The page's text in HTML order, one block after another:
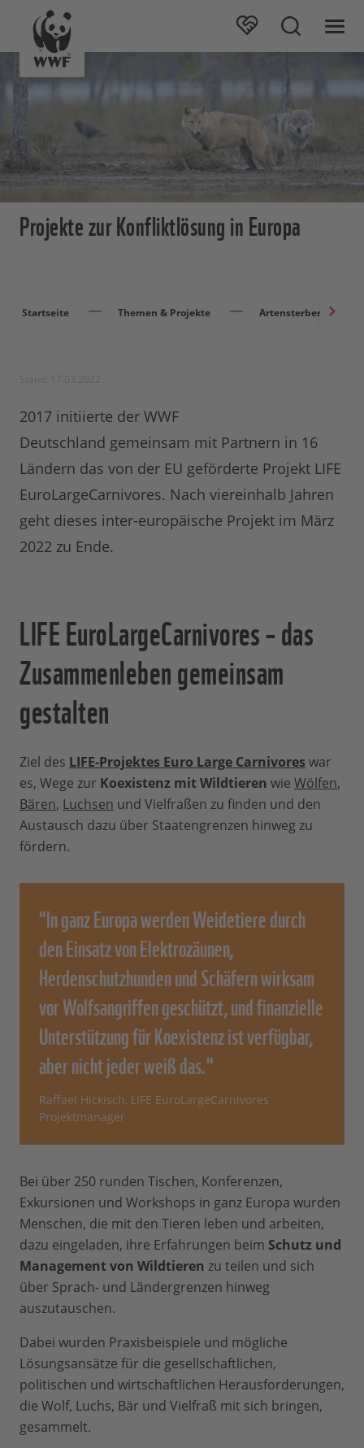
Projekte zur Konfliktlösung in Europa
Startseite Themen & Projekte Artensterben
2017 initiierte der WWF
Deutschland gemeinsam mit Partnern in 16
Ländern das von der EU geförderte Projekt LIFE
EuroLargeCarnivores. Nach viereinhalb Jahren
geht dieses inter-europäische Projekt im März
2022 zu Ende.
LIFE EuroLargeCarnivores – das
Zusammenleben gemeinsam
gestalten
Ziel des LIFE-Projektes Euro Large Carnivores war
es, Wege zur Koexistenz mit Wildtieren wie Wölfen,
Bären, Luchsen und Vielfraßen zu finden und den
Austausch dazu über Staatengrenzen hinweg zu
fördern.
"In ganz Europa werden Weidetiere durch
den Einsatz von Elektrozäunen,
Herdenschutzhunden und Schäfern wirksam
vor Wolfsangriffen geschützt, und finanzielle
Unterstützung für Koexistenz ist verfügbar,
aber nicht jeder weiß das."
Raffael Hickisch, LIFE EuroLargeCarnivores
Projektmanager
Bei über 250 runden Tischen, Konferenzen,
Exkursionen und Workshops in ganz Europa wurden
Menschen, die mit den Tieren leben und arbeiten,
dazu eingeladen, ihre Erfahrungen beim Schutz und
Management von Wildtieren zu teilen und sich
über Sprach- und Ländergrenzen hinweg
auszutauschen.
Dabei wurden Praxisbeispiele und mögliche
Lösungsansätze für die gesellschaftlichen,
politischen und wirtschaftlichen Herausforderungen,
die Wolf, Luchs, Bär und Vielfraß mit sich bringen,
gesammelt.